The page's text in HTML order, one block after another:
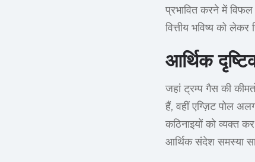
प्रभावित करने में
वित्तीय भविष्य को
आर्थिक
जहां ट्रम्प गैस की
हैं, वहीं एग्ज़िट पोल
कठिनाइयों को व्यक्त
आर्थिक संदेश समस्या